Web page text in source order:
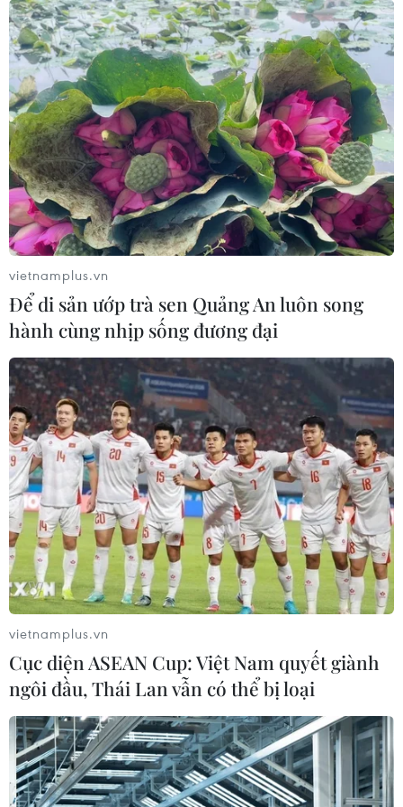
Thái Lan đẩy mạnh thu hút du khách từ
các nước láng giềng
09/08/2019 22:33
Chương trình tiếp thị mới có tên gọi “Give Me Five"
được tung ra để thúc đẩy các du khách đến từ 4 nước
CLMV gồm Campuchia, Lào, Myanmar, Việt Nam cùng
Indonesia, Malaysia và Ấn Độ tăng cường mua sắm.
vietnamplus.vn
Để di sản ướp trà sen Quảng An luôn song
hành cùng nhịp sống đương đại
vietnamplus.vn
Cục diện ASEAN Cup: Việt Nam quyết giành
ngôi đầu, Thái Lan vẫn có thể bị loại